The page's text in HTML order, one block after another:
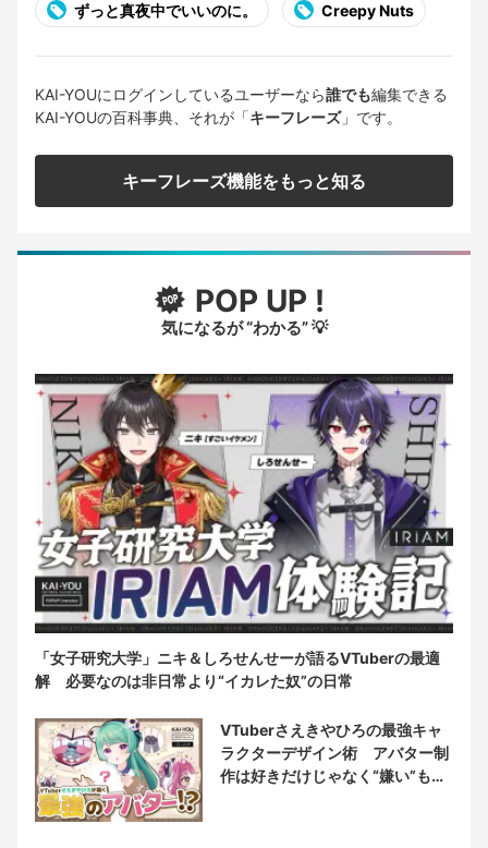
ずっと真夜中でいいのに。 Creepy Nuts
KAI-YOUにログインしているユーザーなら誰でも編集できる
KAI-YOUの百科事典、それが「キーフレーズ」です。
キーフレーズ機能をもっと知る
POP UP !
気になるが “わかる” 💡
「女子研究大学」ニキ＆しろせんせーが語るVTuberの最適
解 必要なのは非日常より“イカレた奴”の日常
VTuberさえきやひろの最強キャ
ラクターデザイン術 アバター制
作は好きだけじゃなく“嫌い”もブ